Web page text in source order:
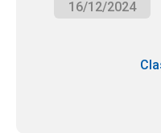
16/12/2024